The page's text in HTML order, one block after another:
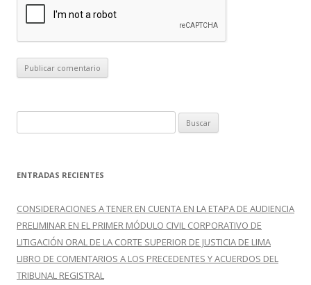
u
c
r
:
ENTRADAS RECIENTES
CONSIDERACIONES A TENER EN CUENTA EN LA ETAPA DE AUDIENCIA
PRELIMINAR EN EL PRIMER MÓDULO CIVIL CORPORATIVO DE
LITIGACIÓN ORAL DE LA CORTE SUPERIOR DE JUSTICIA DE LIMA
LIBRO DE COMENTARIOS A LOS PRECEDENTES Y ACUERDOS DEL
TRIBUNAL REGISTRAL